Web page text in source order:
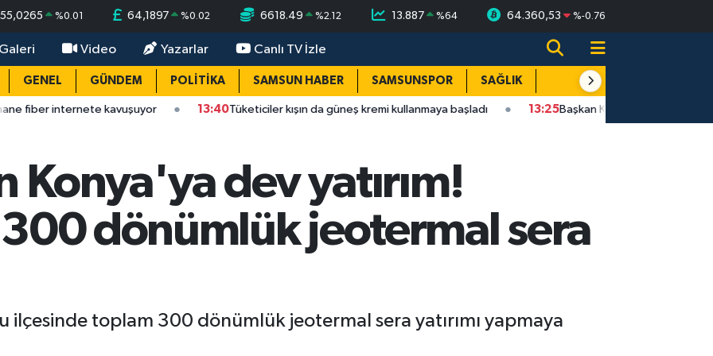
55,0265 %0.01 64,1897 %0.02 6618.49 %2.12 13.887 %64 64.360,53 %-0.76
Video Yazarlar Canlı TV İzle
GENEL GÜNDEM POLİTİKA SAMSUN HABER SAMSUNSPOR SAĞLIK TEKNOLOJİ
kavuşuyor 13:40 Tüketiciler kışın da güneş kremi kullanmaya başladı 13:25 Başkan Kurnaz: İlkadım'ı modern
Konya'ya dev yatırım!
dönümlük jeotermal sera
ilçesinde toplam 300 dönümlük jeotermal sera yatırımı yapmaya